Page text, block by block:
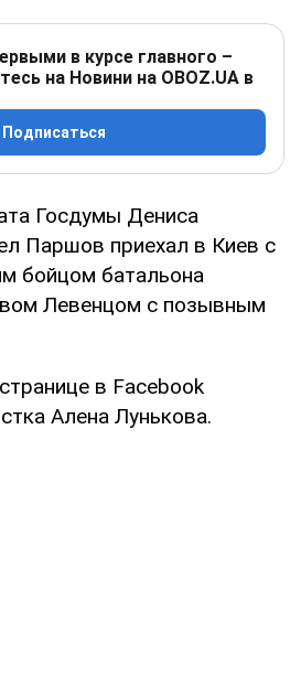
в курсе главного –
на Новини на OBOZ.UA в
Подписаться
Госдумы Дениса
Паршов приехал в Киев с
бойцом батальона
Левенцом с позывным
в Facebook
Алена Лунькова.